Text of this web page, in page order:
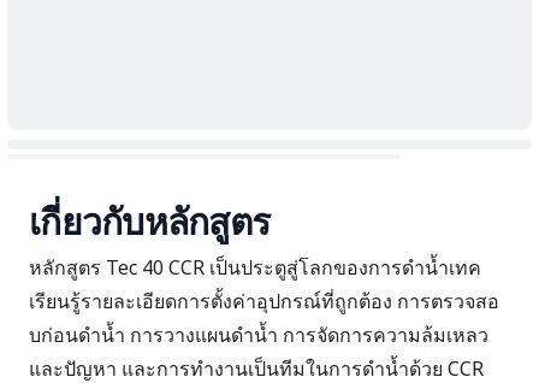
เกี่ยวกับหลักสูตร
หลักสูตร Tec 40 CCR เป็นประตูสู่โลกของการดําน้ำเทค
เรียนรู้รายละเอียดการตั้งค่าอุปกรณ์ที่ถูกต้อง การตรวจสอ
บก่อนดําน้ำ การวางแผนดําน้ำ การจัดการความล้มเหลว
และปัญหา และการทํางานเป็นทีมในการดําน้ำด้วย CCR